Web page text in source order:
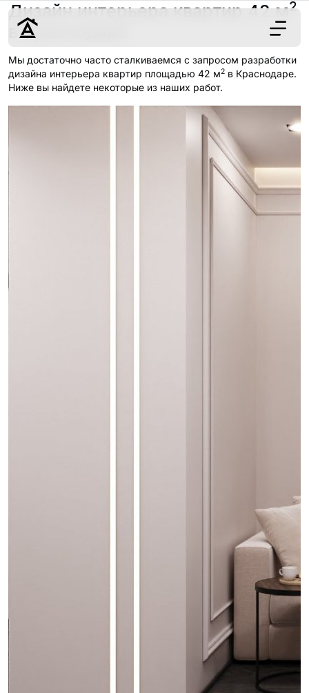
Дизайн
Ремонт
Цены
Наши работы
Контакты
г. Краснодар
Дизайн интерьера квартир 42 м2
в Краснодаре
Мы достаточно часто сталкиваемся с запросом разработки
дизайна интерьера квартир площадью 42 м2 в Краснодаре.
Ниже вы найдете некоторые из наших работ.